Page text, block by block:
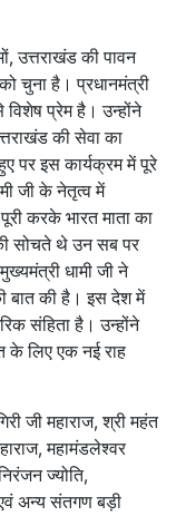
उत्तराखंड की पावन
चुना है। प्रधानमंत्री
विशेष प्रेम है। उन्होंने
की सेवा का
पर इस कार्यक्रम में पूरे
जी के नेतृत्व में
करके भारत माता का
सोचते थे उन सब पर
धामी जी ने
बात की है। इस देश में
संहिता है। उन्होंने
के लिए एक नई राह
जी महाराज, श्री महंत
महामंडलेश्वर
ज्योति,
एवं अन्य संतगण बड़ी